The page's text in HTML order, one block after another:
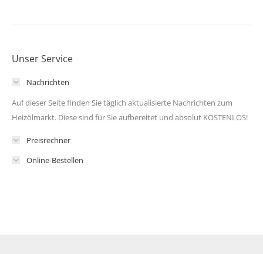
Unser Service
Nachrichten
Auf dieser Seite finden Sie täglich aktualisierte Nachrichten zum
Heizölmarkt. Diese sind für Sie aufbereitet und absolut KOSTENLOS!
Preisrechner
Online-Bestellen